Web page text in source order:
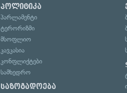
პოლიტიკა
პარლამენტი
ტერორიზმი
მსოფლიო
კავკასია
კონფლიქტები
სამხედრო
საზოგადოება